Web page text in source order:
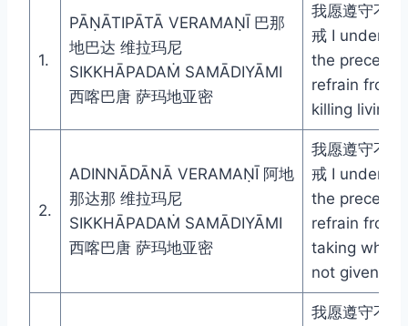
1.
PĀṆĀTIPĀTĀ VERAMAṆĪ 巴那
地巴达 维拉玛尼
SIKKHĀPADAṀ SAMĀDIYĀMI
西喀巴唐 萨玛地亚密
我愿遵守不杀
戒 I
the precept
refrain from
killing living
2.
ADINNĀDĀNĀ VERAMAṆĪ 阿地
那达那 维拉玛尼
SIKKHĀPADAṀ SAMĀDIYĀMI
西喀巴唐 萨玛地亚密
我愿遵守不偷
戒 I
the precept
refrain from
taking what
not given
我愿遵守不淫